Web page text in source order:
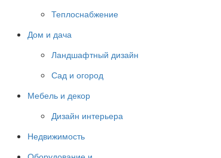
Теплоснабжение
Дом и дача
Ландшафтный дизайн
Сад и огород
Мебель и декор
Дизайн интерьера
Недвижимость